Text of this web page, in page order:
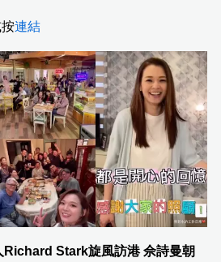
連結
Stark旋風訪港 佘詩曼朝